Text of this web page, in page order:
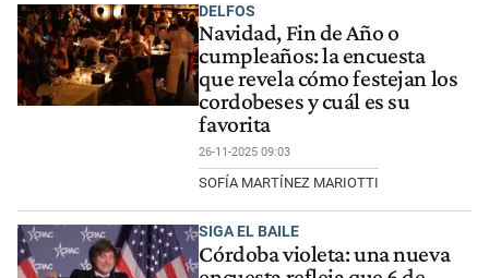
DELFOS
Navidad, Fin de Año o
cumpleaños: la encuesta
que revela cómo festejan los
cordobeses y cuál es su
favorita
26-11-2025 09:03
SOFÍA MARTÍNEZ MARIOTTI
SIGA EL BAILE
Córdoba violeta: una nueva